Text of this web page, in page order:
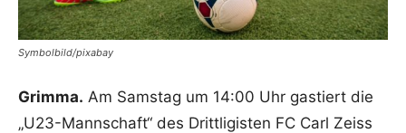
Symbolbild/pixabay
Grimma. Am Samstag um 14:00 Uhr gastiert die
„U23-Mannschaft“ des Drittligisten FC Carl Zeiss